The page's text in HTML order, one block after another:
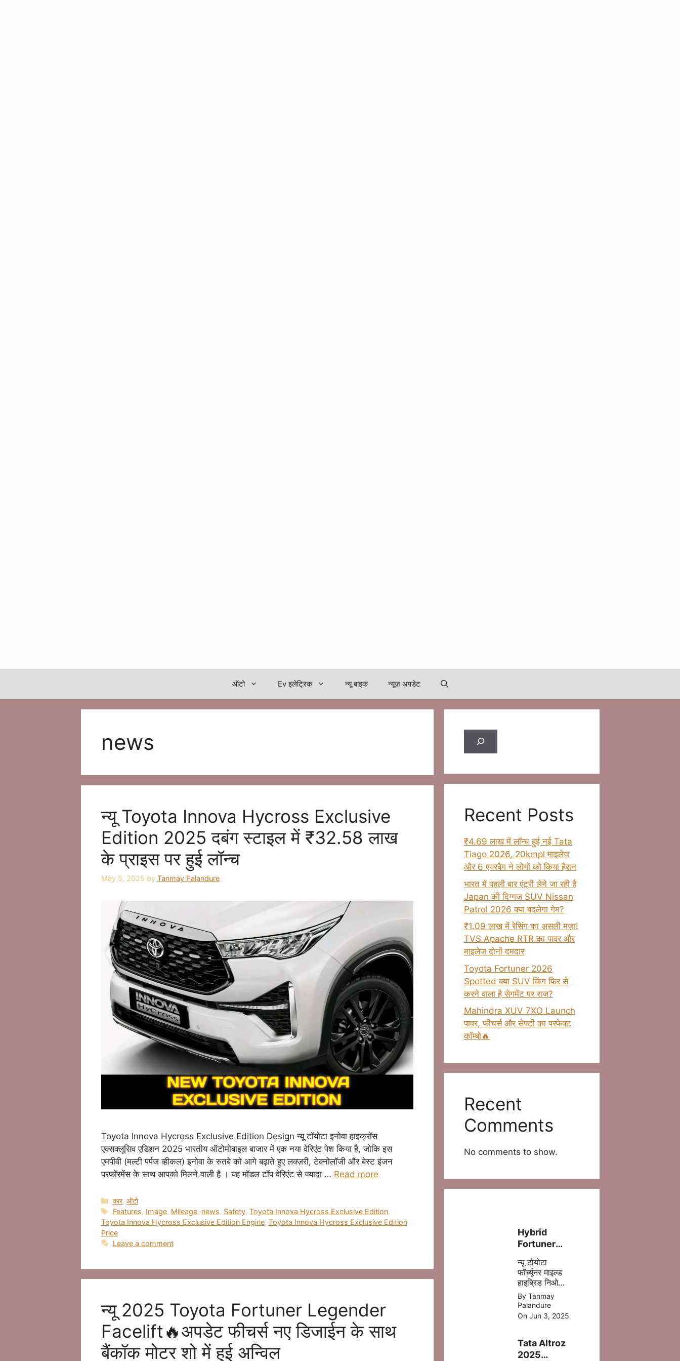
ऑटो Ev इलेट्रिक न्यू बाइक न्यूज़ अपडेट
news
न्यू Toyota Innova Hycross Exclusive
Edition 2025 दबंग स्टाइल में ₹32.58 लाख
के प्राइस पर हुई लॉन्च
May 5, 2025 by Tanmay Palandure
Toyota Innova Hycross Exclusive Edition Design न्यू टॉयोटा इनोवा हाइक्रॉस
एक्सक्लूसिव एडिशन 2025 भारतीय ऑटोमोबाइल बाजार में एक नया वेरिएंट पेश किया है, जोकि इस
एमपीवी (मल्टी पर्पज व्हीकल) इनोवा के रुतबे को आगे बढ़ाते हुए लक्ज़री, टेक्नोलॉजी और बेस्ट इंजन
परफॉरमेंस के साथ आपको मिलने वाली है । यह मॉडल टॉप वेरिएंट से ज्यादा … Read more
Categories
कार, ऑटो
Tags
Features, Image, Mileage, news, Safety, Toyota Innova Hycross Exclusive Edition,
Toyota Innova Hycross Exclusive Edition Engine, Toyota Innova Hycross Exclusive Edition
Price
Leave a comment
न्यू 2025 Toyota Fortuner Legender
Facelift🔥अपडेट फीचर्स नए डिजाईन के साथ
बैंकॉक मोटर शो में हुई अन्विल
Search
Recent Posts
₹4.69 लाख में लॉन्च हुई नई Tata
Tiago 2026, 20kmpl माइलेज
और 6 एयरबैग ने लोगों को किया हैरान
भारत में पहली बार एंट्री लेने जा रही है
Japan की दिग्गज SUV Nissan
Patrol 2026 क्या बदलेगा गेम?
₹1.09 लाख में रेसिंग का असली मज़ा!
TVS Apache RTR का पावर और
माइलेज दोनों दमदार
Toyota Fortuner 2026
Spotted क्या SUV किंग फिर से
करने वाला है सेगमेंट पर राज?
Mahindra XUV 7XO Launch
पावर, फीचर्स और सेफ्टी का परफेक्ट
कॉम्बो🔥
Recent
Comments
No comments to show.
Hybrid
Fortuner
लॉन्च – ज़्यादा
पावर, कम फ्यूल
खर्च!
न्यू टोयोटा
फॉर्च्यूनर माइल्ड
हाइब्रिड निओ
ड्राइव में 5 %
डीजल की बचत
होने वाली है
,जिसमे ज्यादा
मिल जाता है |
By Tanmay
Palandure
On Jun 3, 2025
Tata Altroz
2025